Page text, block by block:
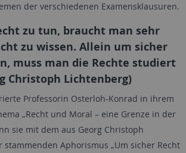
der verschiedenen Examensklausuren.
zu tun, braucht man sehr
zu wissen. Allein um sicher
muss man die Rechte studiert
Christoph Lichtenberg)
Professorin Osterloh-Konrad in ihrem
„Recht und Moral – eine Grenze in der
sie mit dem aus Georg Christoph
stammenden Aphorismus „Um sicher Recht